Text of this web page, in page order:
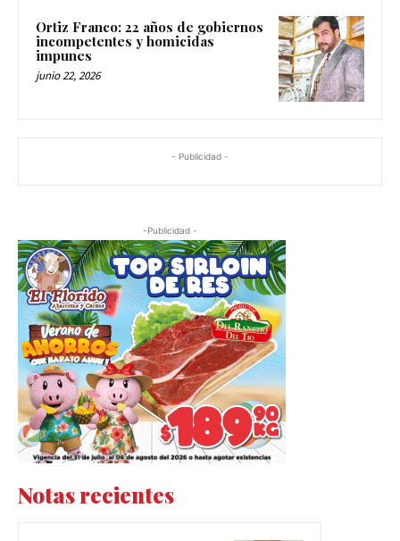
Ortiz Franco: 22 años de gobiernos
incompetentes y homicidas
impunes
junio 22, 2026
- Publicidad -
-Publicidad -
Notas recientes